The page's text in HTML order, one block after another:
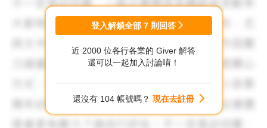
登入解鎖全部 7 則回答
近 2000 位各行各業的 Giver 解答
還可以一起加入討論唷！
還沒有 104 帳號嗎？ 現在去註冊